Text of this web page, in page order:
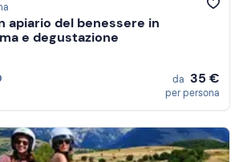
apiario del benessere in
e degustazione
da 35 €
per persona